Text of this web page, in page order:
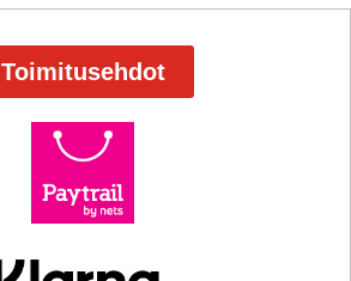
Toimitusehdot